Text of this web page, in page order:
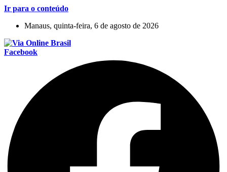
Ir para o conteúdo
Manaus, quinta-feira, 6 de agosto de 2026
Facebook